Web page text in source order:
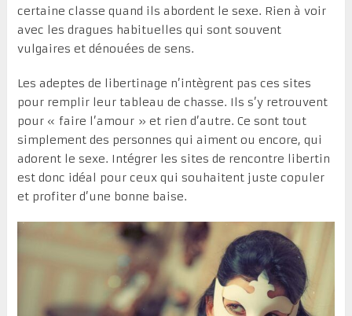
certaine classe quand ils abordent le sexe. Rien à voir
avec les dragues habituelles qui sont souvent
vulgaires et dénouées de sens.
Les adeptes de libertinage n’intègrent pas ces sites
pour remplir leur tableau de chasse. Ils s’y retrouvent
pour « faire l’amour » et rien d’autre. Ce sont tout
simplement des personnes qui aiment ou encore, qui
adorent le sexe. Intégrer les sites de rencontre libertin
est donc idéal pour ceux qui souhaitent juste copuler
et profiter d’une bonne baise.